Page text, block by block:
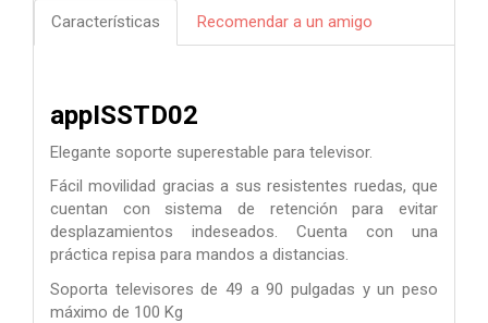
Características Recomendar a un amigo
appISSTD02
Elegante soporte superestable para televisor.
Fácil movilidad gracias a sus resistentes ruedas, que
cuentan con sistema de retención para evitar
desplazamientos indeseados. Cuenta con una
práctica repisa para mandos a distancias.
Soporta televisores de 49 a 90 pulgadas y un peso
máximo de 100 Kg